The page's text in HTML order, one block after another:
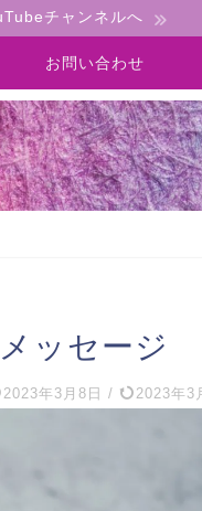
チャンネルへ
お問い合わせ
ッセージ
2023年3月8日 / 2023年3